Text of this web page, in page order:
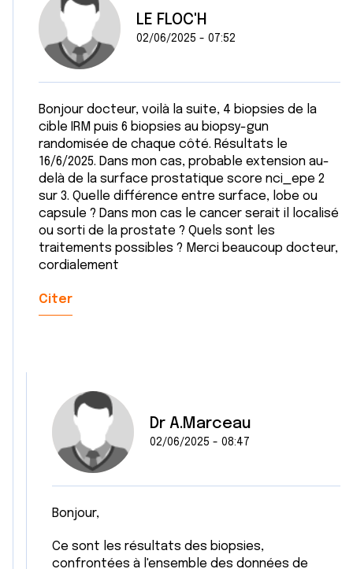
LE FLOC'H
02/06/2025 - 07:52
Bonjour docteur, voilà la suite, 4 biopsies de la
cible IRM puis 6 biopsies au biopsy-gun
randomisée de chaque côté. Résultats le
16/6/2025. Dans mon cas, probable extension au-
delà de la surface prostatique score nci_epe 2
sur 3. Quelle différence entre surface, lobe ou
capsule ? Dans mon cas le cancer serait il localisé
ou sorti de la prostate ? Quels sont les
traitements possibles ? Merci beaucoup docteur,
cordialement
Citer
Dr A.Marceau
02/06/2025 - 08:47
Bonjour,
Ce sont les résultats des biopsies,
confrontées à l'ensemble des données de